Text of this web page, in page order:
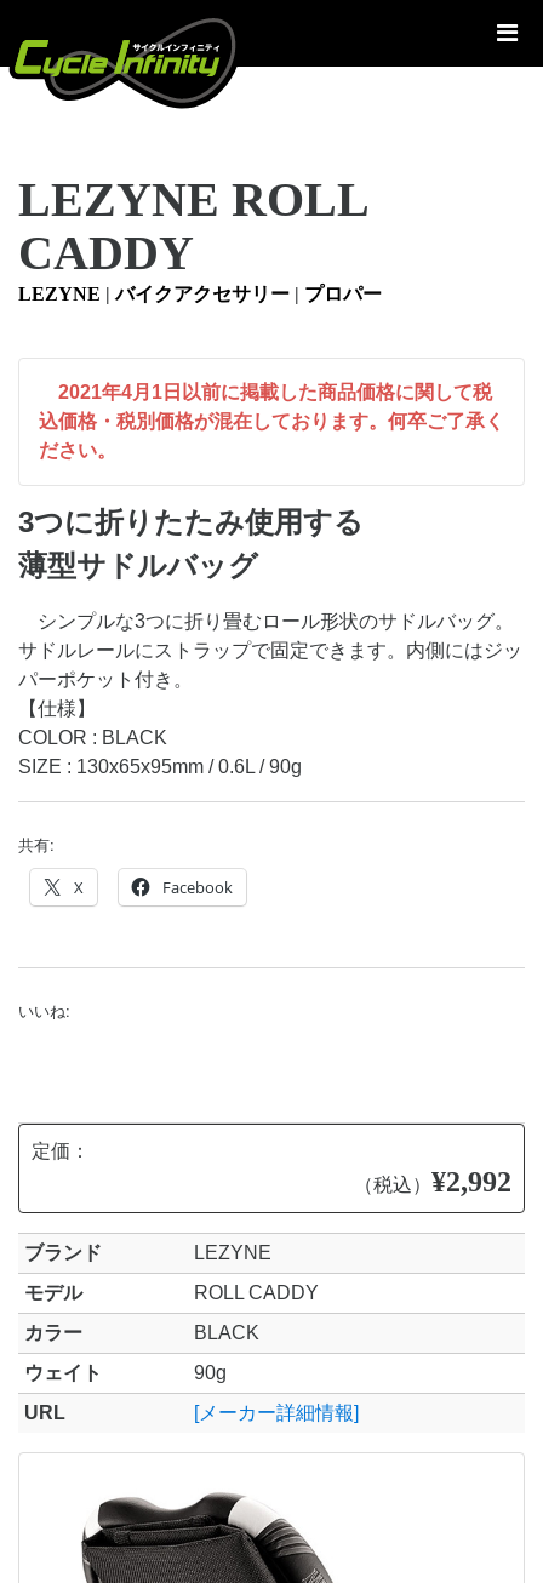
テ
LEZYNE ROLL
CADDY
LEZYNE |バイクアクセサリー | プロパー
2021年4月1日以前に掲載した商品価格に関して税
込価格・税別価格が混在しております。何卒ご了承く
ださい。
3つに折りたたみ使用する
薄型サドルバッグ
シンプルな3つに折り畳むロール形状のサドルバッグ。
サドルレールにストラップで固定できます。内側にはジッ
パーポケット付き。
【仕様】
COLOR : BLACK
SIZE : 130x65x95mm / 0.6L / 90g
共有:
X Facebook
いいね:
定価：
（税込） ¥2,992
ブランド
LEZYNE
モデル
ROLL CADDY
カラー
BLACK
ウェイト
90g
URL
[メーカー詳細情報]